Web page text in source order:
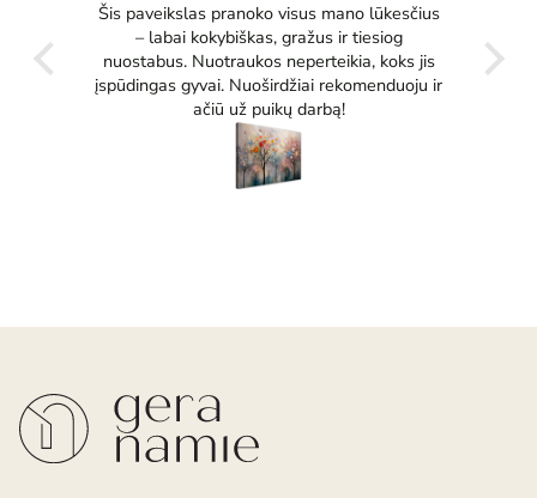
Šis paveikslas pranoko visus mano lūkesčius
– labai kokybiškas, gražus ir tiesiog
nuostabus. Nuotraukos neperteikia, koks jis
įspūdingas gyvai. Nuoširdžiai rekomenduoju ir
ačiū už puikų darbą!